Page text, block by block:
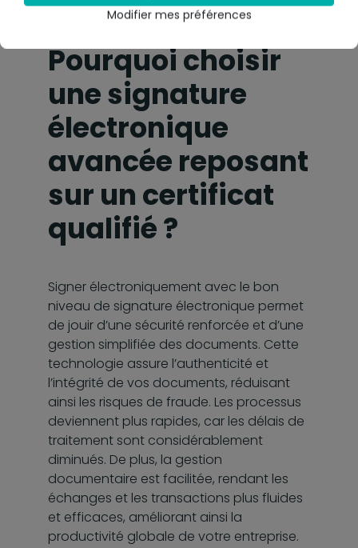
Pourquoi choisir
une signature
électronique
avancée reposant
sur un certificat
qualifié ?
Signer électroniquement avec le bon
niveau de signature électronique permet
de jouir d’une sécurité renforcée et d’une
gestion simplifiée des documents. Cette
technologie assure l’authenticité et
l’intégrité de vos documents, réduisant
ainsi les risques de fraude. Les processus
deviennent plus rapides, car les délais de
traitement sont considérablement
diminués. De plus, la gestion
documentaire est facilitée, rendant les
échanges et les transactions plus fluides
et efficaces, améliorant ainsi la
productivité globale de votre entreprise.
Modifier mes préférences